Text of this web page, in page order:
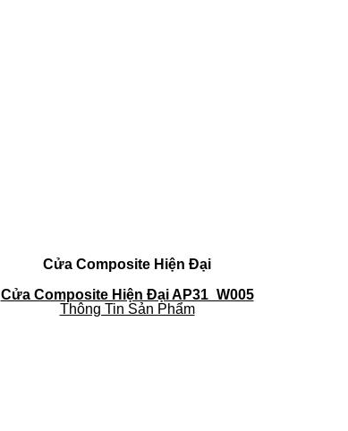
Cửa Composite Hiện Đại
Cửa Composite Hiện Đại AP31_W005
Thông Tin Sản Phẩm